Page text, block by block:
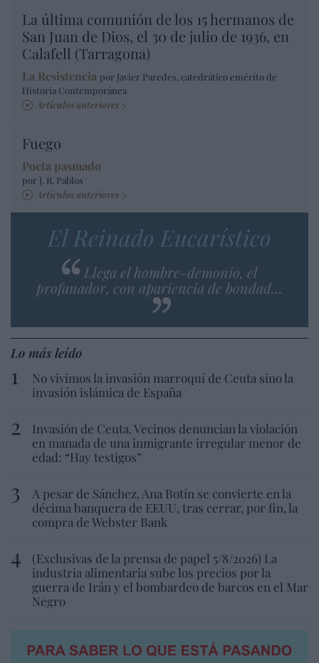
La última comunión de los 15 hermanos de
San Juan de Dios, el 30 de julio de 1936, en
Calafell (Tarragona)
La Resistencia por Javier Paredes, catedrático emérito de
Historia Contemporánea
Artículos anteriores
Fuego
Poeta pasmado
por J. R. Pablos
Artículos anteriores
El Reinado Eucarístico
Llega el hombre-demonio, el
profanador, con apariencia de bondad…
Lo más leído
No vivimos la invasión marroquí de Ceuta sino la
invasión islámica de España
Invasión de Ceuta. Vecinos denuncian la violación
en manada de una inmigrante irregular menor de
edad: “Hay testigos”
A pesar de Sánchez, Ana Botín se convierte en la
décima banquera de EEUU, tras cerrar, por fin, la
compra de Webster Bank
(Exclusivas de la prensa de papel 5/8/2026) La
industria alimentaria sube los precios por la
guerra de Irán y el bombardeo de barcos en el Mar
Negro